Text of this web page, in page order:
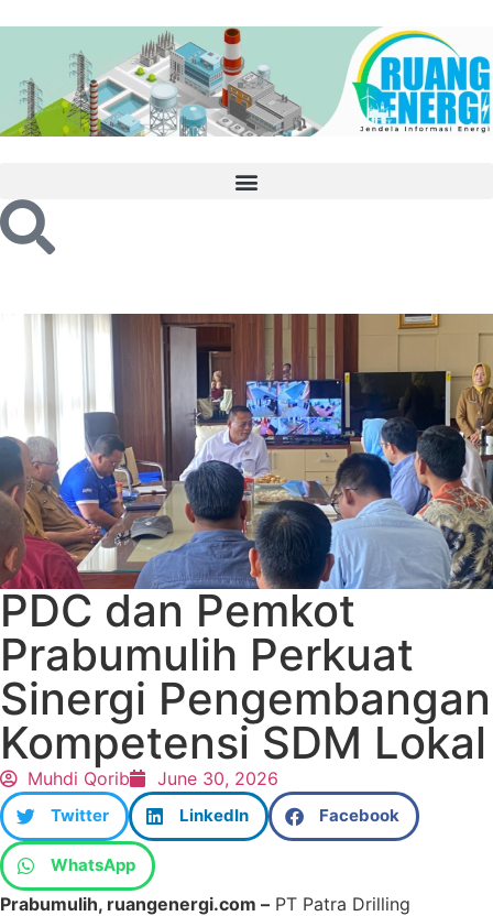
PDC dan Pemkot
Prabumulih Perkuat
Sinergi Pengembangan
Kompetensi SDM Lokal
Muhdi Qorib June 30, 2026
Twitter LinkedIn Facebook
WhatsApp
Prabumulih, ruangenergi.com – PT Patra Drilling